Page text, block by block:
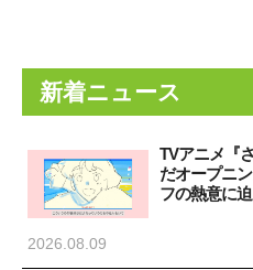
新着ニュース
TVアニメ『
だオープニ
フの熱意に
2026.08.09